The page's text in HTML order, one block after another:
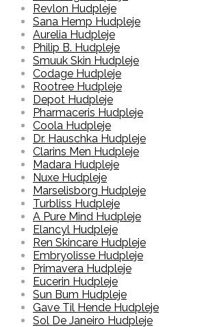
Revlon Hudpleje
Sana Hemp Hudpleje
Aurelia Hudpleje
Philip B. Hudpleje
Smuuk Skin Hudpleje
Codage Hudpleje
Rootree Hudpleje
Depot Hudpleje
Pharmaceris Hudpleje
Coola Hudpleje
Dr. Hauschka Hudpleje
Clarins Men Hudpleje
Madara Hudpleje
Nuxe Hudpleje
Marselisborg Hudpleje
Turbliss Hudpleje
A Pure Mind Hudpleje
Elancyl Hudpleje
Ren Skincare Hudpleje
Embryolisse Hudpleje
Primavera Hudpleje
Eucerin Hudpleje
Sun Bum Hudpleje
Gave Til Hende Hudpleje
Sol De Janeiro Hudpleje